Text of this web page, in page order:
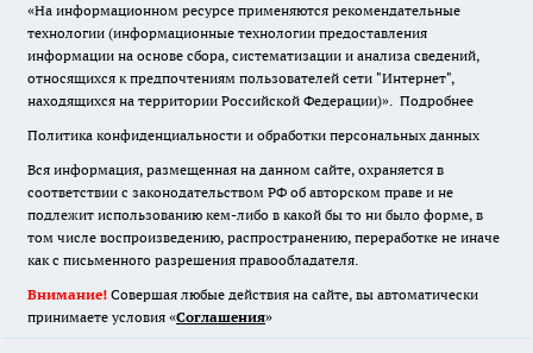
«На информационном ресурсе применяются рекомендательные
технологии (информационные технологии предоставления
информации на основе сбора, систематизации и анализа сведений,
относящихся к предпочтениям пользователей сети "Интернет",
находящихся на территории Российской Федерации)». Подробнее
Политика конфиденциальности и обработки персональных данных
Вся информация, размещенная на данном сайте, охраняется в
соответствии с законодательством РФ об авторском праве и не
подлежит использованию кем-либо в какой бы то ни было форме, в
том числе воспроизведению, распространению, переработке не иначе
как с письменного разрешения правообладателя.
Внимание! Совершая любые действия на сайте, вы автоматически
принимаете условия «Cоглашения»